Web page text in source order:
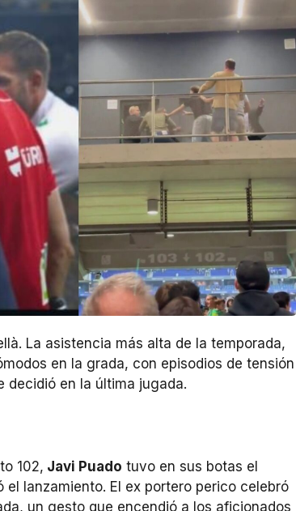
La asistencia más alta de la temporada,
en la grada, con episodios de tensión
decidió en la última jugada.
102, Javi Puado tuvo en sus botas el
el lanzamiento. El ex portero perico celebró
un gesto que encendió a los aficionados